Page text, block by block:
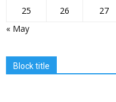
25
26 27
« May
Block title